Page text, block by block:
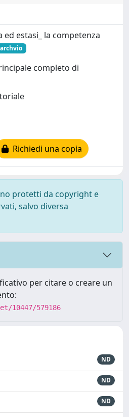
estasi_ la competenza
completo di
Richiedi una copia
protetti da copyright e
salvo diversa
per citare o creare un
10447/579186
ND
ND
ND